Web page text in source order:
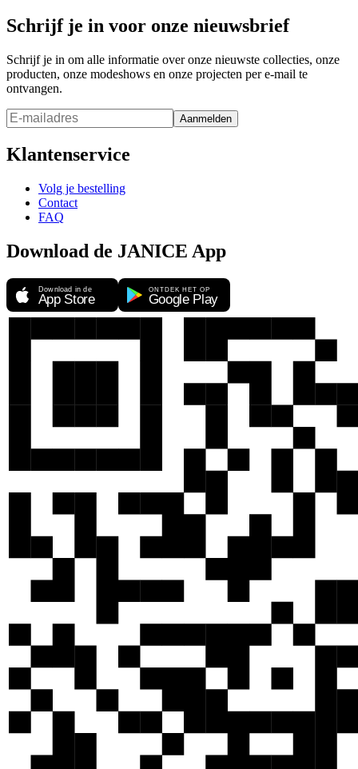
Schrijf je in voor onze nieuwsbrief
Schrijf je in om alle informatie over onze nieuwste collecties, onze
producten, onze modeshows en onze projecten per e-mail te
ontvangen.
Aanmelden
Klantenservice
Volg je bestelling
Contact
FAQ
Download de JANICE App